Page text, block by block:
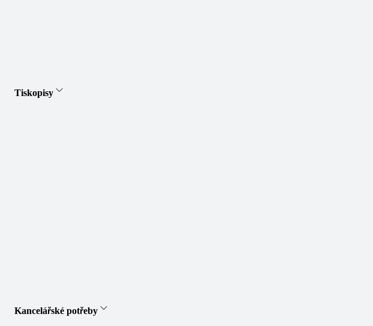
Tiskopisy
Kancelářské potřeby